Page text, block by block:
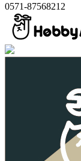
0571-87568212